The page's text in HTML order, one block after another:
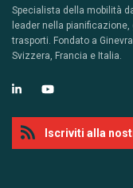
Specialista della mobilità
leader nella
trasporti. Fondato a
Svizzera, Francia e Italia.
Iscriviti alla